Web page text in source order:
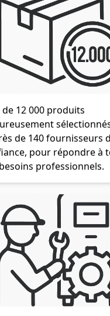
de 12 000 produits
de 140 fournisseurs
pour répondre à
professionnels.